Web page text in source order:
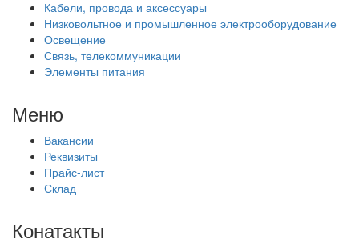
Кабели, провода и аксессуары
Низковольтное и промышленное электрооборудование
Освещение
Связь, телекоммуникации
Элементы питания
Меню
Вакансии
Реквизиты
Прайс-лист
Склад
Конатакты